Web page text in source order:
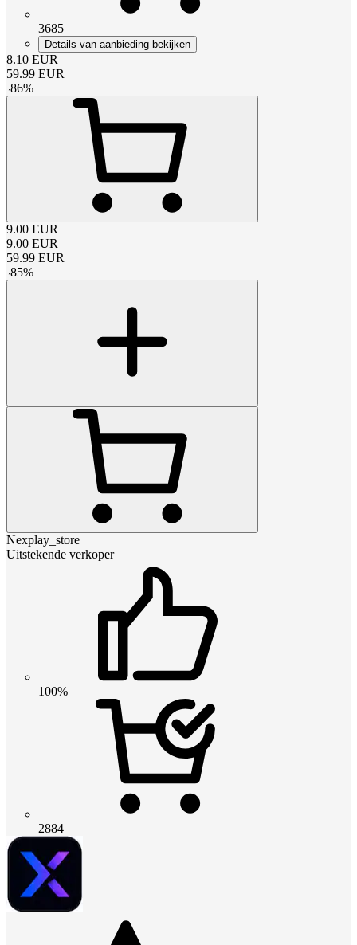
3685
Details van aanbieding bekijken
8.10 EUR
59.99 EUR
-86%
9.00 EUR
9.00 EUR
59.99 EUR
-85%
Nexplay_store
Uitstekende verkoper
100%
2884